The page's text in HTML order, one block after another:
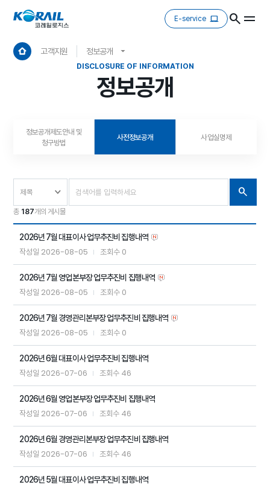
E-service
고객지원 정보공개
DISCLOSURE OF INFORMATION
정보공개
정보공개제도안내 및
청구방법
사전정보공개 사업실명제
총 187개의 게시물
2026년 7월 대표이사 업무추진비 집행내역
작성일 2026-08-05 조회수 0
2026년 7월 영업본부장 업무추진비 집행내역
작성일 2026-08-05 조회수 0
2026년 7월 경영관리본부장 업무추진비 집행내역
작성일 2026-08-05 조회수 0
2026년 6월 대표이사 업무추진비 집행내역
작성일 2026-07-06 조회수 46
2026년 6월 영업본부장 업무추진비 집행내역
작성일 2026-07-06 조회수 46
2026년 6월 경영관리본부장 업무추진비 집행내역
작성일 2026-07-06 조회수 46
2026년 5월 대표이사 업무추진비 집행내역